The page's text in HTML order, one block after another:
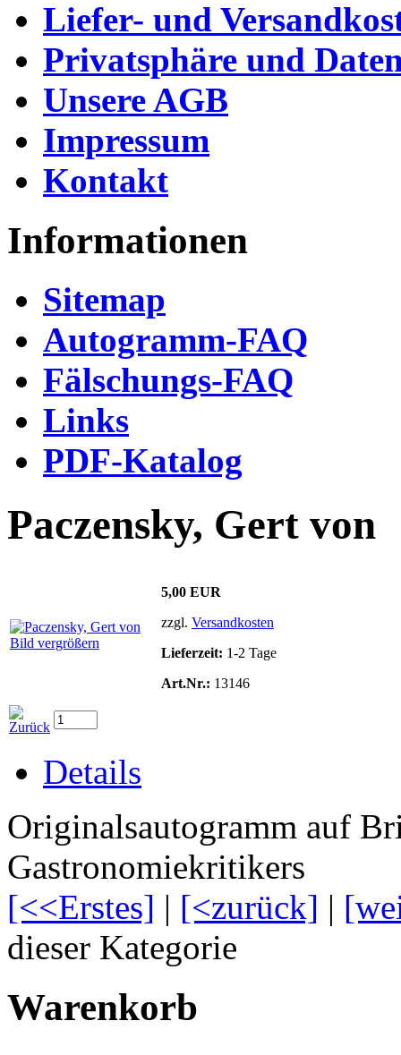
Liefer- und
Privatsphäre und
Unsere AGB
Impressum
Kontakt
Informationen
Sitemap
Autogramm-FAQ
Fälschungs-FAQ
Links
PDF-Katalog
Paczensky, Gert von
Bild vergrößern
5,00 EUR
zzgl. Versandkosten
Lieferzeit: 1-2 Tage
Art.Nr.: 13146
Details
Originalsautogramm auf
Gastronomiekritikers
[<<Erstes] | [<zurück] |
dieser Kategorie
Warenkorb